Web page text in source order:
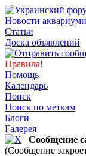
Новости
Статьи
Доска объявлений
Правила!
Помощь
Календарь
Поиск
Поиск по меткам
Блоги
Галерея
Сообщение
(Сообщение